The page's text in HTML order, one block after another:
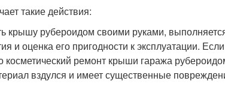
такие действия:
крышу рубероидом своими руками,
и оценка его пригодности к эксплуатации.
косметический ремонт крыши гаража
вздулся и имеет существенные